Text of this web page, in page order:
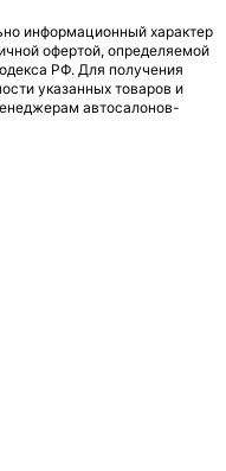
информационный характер
офертой, определяемой
РФ. Для получения
указанных товаров и
автосалонов-